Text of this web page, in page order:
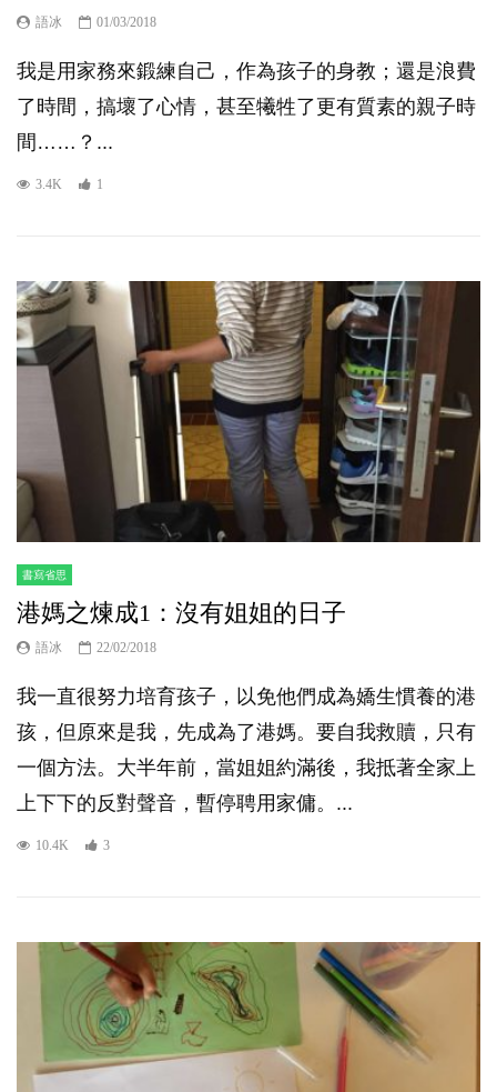
語冰 01/03/2018
我是用家務來鍛練自己，作為孩子的身教；還是浪費
了時間，搞壞了心情，甚至犧牲了更有質素的親子時
間……？...
3.4K 1
書寫省思
港媽之煉成1：沒有姐姐的日子
語冰 22/02/2018
我一直很努力培育孩子，以免他們成為嬌生慣養的港
孩，但原來是我，先成為了港媽。要自我救贖，只有
一個方法。大半年前，當姐姐約滿後，我抵著全家上
上下下的反對聲音，暫停聘用家傭。...
10.4K 3